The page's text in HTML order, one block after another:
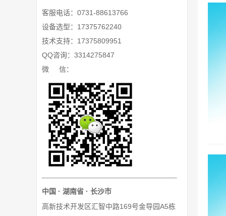
客服电话：0731-88613766
设备选型：17375762240
技术支持：17375809951
QQ咨询：3314275847
微 信：
中国 · 湖南省 · 长沙市
高新技术开发区汇智中路169号金导园A5栋